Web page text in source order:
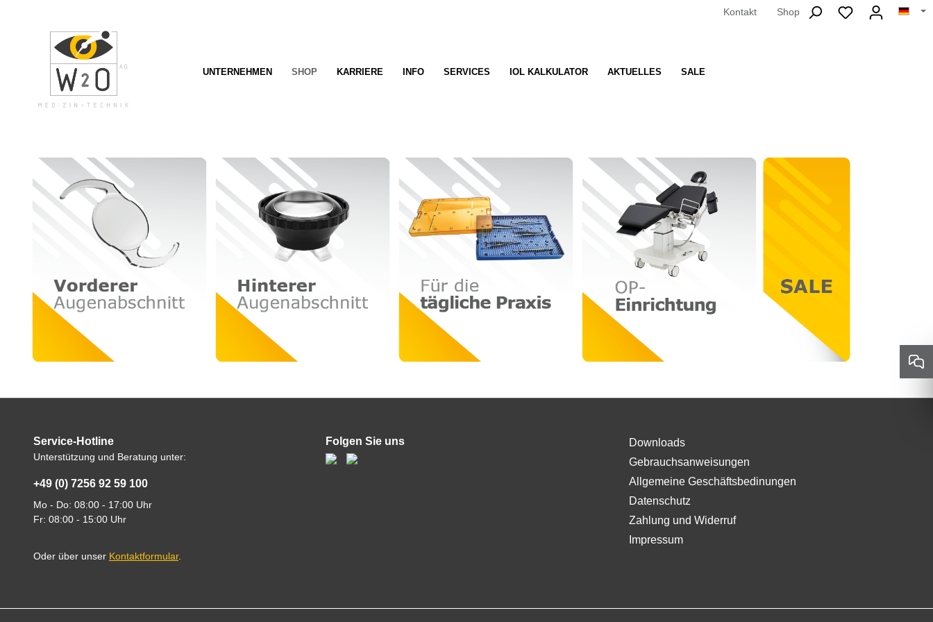
Kontakt Shop
UNTERNEHMEN SHOP KARRIERE INFO SERVICES IOL KALKULATOR AKTUELLES SALE
Service-Hotline
Unterstützung und Beratung unter:
+49 (0) 7256 92 59 100
Mo - Do: 08:00 - 17:00 Uhr
Fr: 08:00 - 15:00 Uhr
Oder über unser Kontaktformular.
Folgen Sie uns
Downloads
Gebrauchsanweisungen
Allgemeine Geschäftsbedinungen
Datenschutz
Zahlung und Widerruf
Impressum